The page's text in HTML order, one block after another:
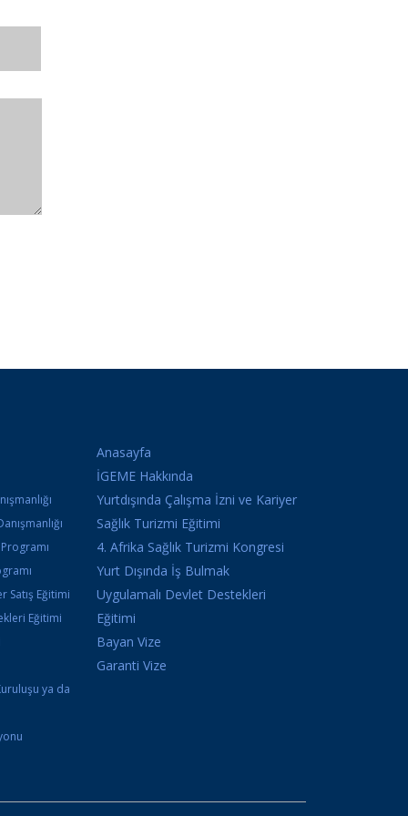
Satış Eğitimi
Eğitimi
ya da
Anasayfa
İGEME Hakkında
Yurtdışında Çalışma İzni ve Kariyer
Sağlık Turizmi Eğitimi
4. Afrika Sağlık Turizmi Kongresi
Yurt Dışında İş Bulmak
Uygulamalı Devlet Destekleri
Eğitimi
Bayan Vize
Garanti Vize